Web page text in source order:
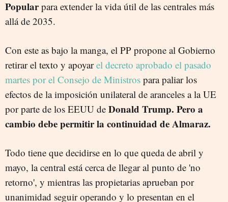
Popularpara extender la vida útil de las centrales más
allá de 2035.
Con este as bajo la manga, el PP propone al Gobierno
retirar el texto y apoyarel decreto aprobado el pasado
martes por el Consejo de Ministros para paliar los
efectos de la imposición unilateral de aranceles a la UE
por parte de los EEUU de Donald Trump. Pero a
cambio debe permitir la continuidad de Almaraz.
Todo tiene que decidirse en lo que queda de abril y
mayo, la central está cerca de llegar al punto de 'no
retorno', y mientras las propietarias aprueban por
unanimidad seguir operando y lo presentan en el